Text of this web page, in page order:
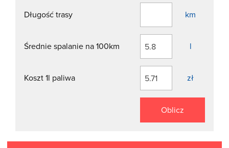
Długość trasy km
Średnie spalanie na 100km l
Koszt 1l paliwa zł
Oblicz